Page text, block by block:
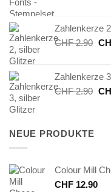
Zahlenkerze
CHF2.90
Zahlenkerze
CHF2.90
NEUE PRODUKTE
Colour Mill
CHF 12.90